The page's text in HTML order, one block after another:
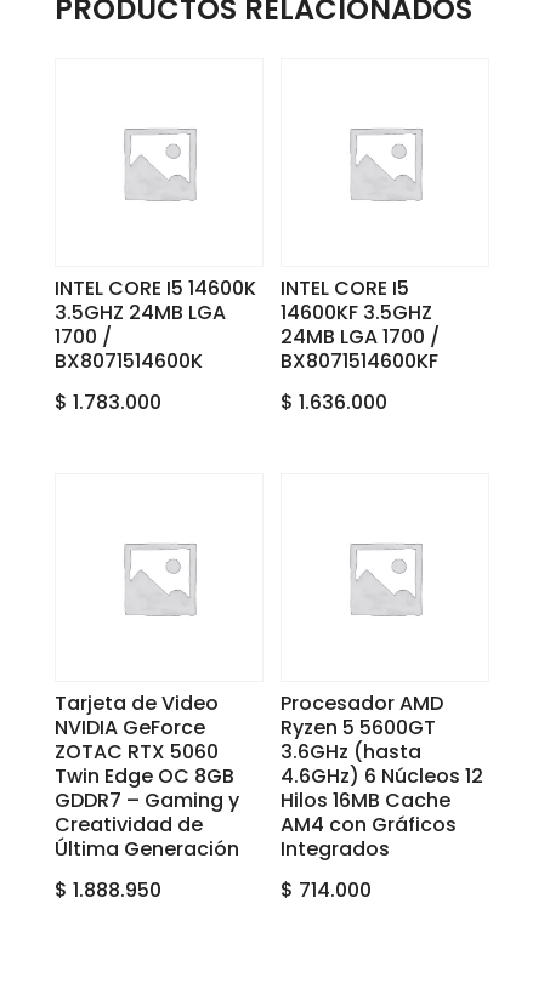
PRODUCTOS RELACIONADOS
INTEL CORE I5 14600K
3.5GHZ 24MB LGA
1700 /
BX8071514600K
$ 1.783.000
INTEL CORE I5
14600KF 3.5GHZ
24MB LGA 1700 /
BX8071514600KF
$ 1.636.000
Tarjeta de Video
NVIDIA GeForce
ZOTAC RTX 5060
Twin Edge OC 8GB
GDDR7 – Gaming y
Creatividad de
Última Generación
$ 1.888.950
Procesador AMD
Ryzen 5 5600GT
3.6GHz (hasta
4.6GHz) 6 Núcleos 12
Hilos 16MB Cache
AM4 con Gráficos
Integrados
$ 714.000